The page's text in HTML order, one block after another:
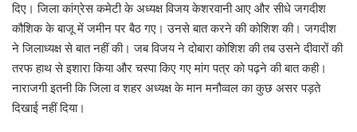
दिए। जिला कांग्रेस कमेटी के अध्यक्ष विजय केशरवानी आए और सीधे जगदीश
कौशिक के बाजू में जमीन पर बैठ गए। उनसे बात करने की कोशिश की। जगदीश
ने जिलाध्यक्ष से बात नहीं की। जब विजय ने दोबारा कोशिश की तब उसने दीवारों की
तरफ हाथ से इशारा किया और चस्पा किए गए मांग पत्र को पढ़ने की बात कही।
नाराजगी इतनी कि जिला व शहर अध्यक्ष के मान मनौव्वल का कुछ असर पड़ते
दिखाई नहीं दिया।